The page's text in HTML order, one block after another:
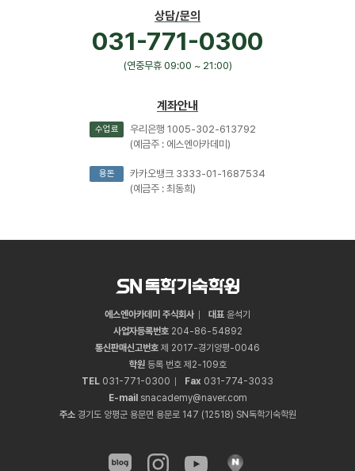
상담/문의
031-771-0300
(연중무휴 09:00 ~ 21:00)
계좌안내
수업료
우리은행 1005-302-613792
(예금주 : 에스엔아카데미)
용돈
카카오뱅크 3333-01-1687534
(예금주 : 최동희)
에스엔아카데미 주식회사 대표 윤석기
사업자등록번호 204-86-54892
통신판매신고번호 제 2017-경기양평-0046
학원등록 번호 제2-109호
TEL 031 -771 -0300 Fax 031 -774-3033
E-mail snacademy@naver.com
주소경기도 양평군 용문면 용문로 147 (12518) SN독학기숙학원